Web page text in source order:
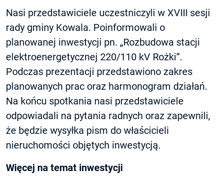
Nasi przedstawiciele uczestniczyli w XVIII sesji
rady gminy Kowala. Poinformowali o
planowanej inwestycji pn. „Rozbudowa stacji
elektroenergetycznej 220/110 kV Rożki”.
Podczas prezentacji przedstawiono zakres
planowanych prac oraz harmonogram działań.
Na końcu spotkania nasi przedstawiciele
odpowiadali na pytania radnych oraz zapewnili,
że będzie wysyłka pism do właścicieli
nieruchomości objętych inwestycją.
Więcej na temat inwestycji